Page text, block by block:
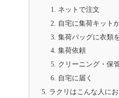
ネットで注文
自宅に集荷キット
集荷バッグに衣類
集荷依頼
クリーニング・保
自宅に届く
ラクリはこんな人に